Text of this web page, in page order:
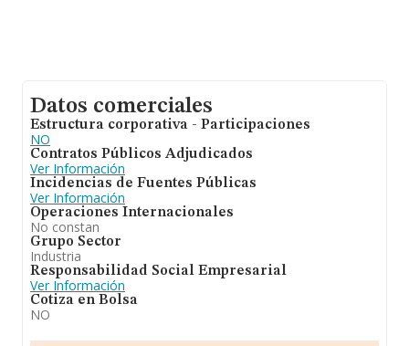
Datos comerciales
Estructura corporativa - Participaciones
NO
Contratos Públicos Adjudicados
Ver Información
Incidencias de Fuentes Públicas
Ver Información
Operaciones Internacionales
No constan
Grupo Sector
Industria
Responsabilidad Social Empresarial
Ver Información
Cotiza en Bolsa
NO